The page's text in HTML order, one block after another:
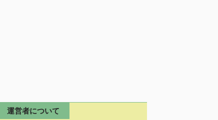
運営者について